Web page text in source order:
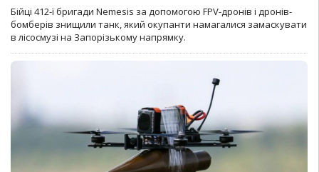
Бійці 412-ї бригади Nemesis за допомогою FPV-дронів і дронів-
бомберів знищили танк, який окупанти намагалися замаскувати
в лісосмузі на Запорізькому напрямку.